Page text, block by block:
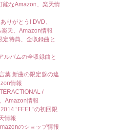
能なAmazon、楽天情
りがとう! DVD、
天、Amazon情報
定特典、全収録曲と
ルバムの全収録曲と
葉 新曲の限定盤の違
情報
/
Amazon情報
“FEEL”の初回限
情報
のショップ情報